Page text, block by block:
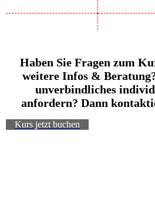
Haben Sie Fragen zum
weitere Infos &
unverbindliches
anfordern? Dann
Kurs jetzt buchen